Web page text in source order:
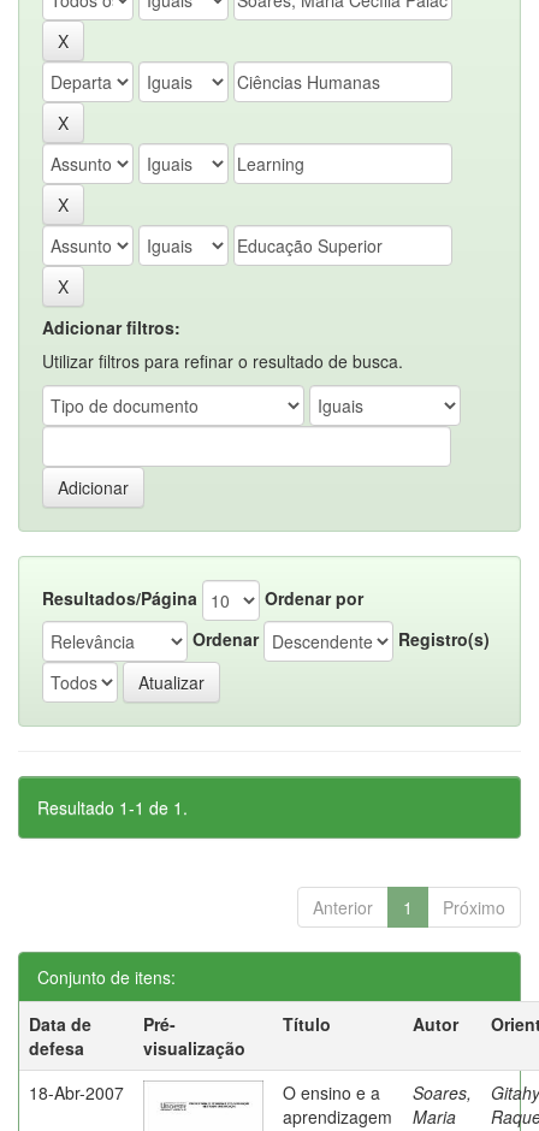
Adicionar filtros:
Utilizar filtros para refinar o resultado de busca.
Resultados/Página
Ordenar por
Ordenar
Registro(s)
Resultado 1-1 de 1.
Anterior 1 Próximo
Conjunto de itens:
Data de
defesa
Pré-
visualização
Título Autor
18-Abr-2007
O ensino e a
aprendizagem
Soares,
Maria